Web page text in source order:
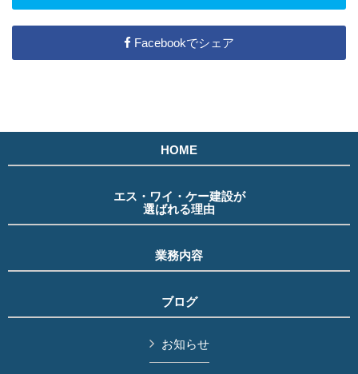
Facebookでシェア
HOME
エス・ワイ・ケー建設が
選ばれる理由
業務内容
ブログ
お知らせ